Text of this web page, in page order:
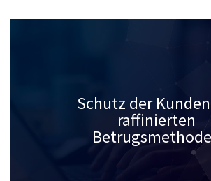
Schutz der
raffinierten